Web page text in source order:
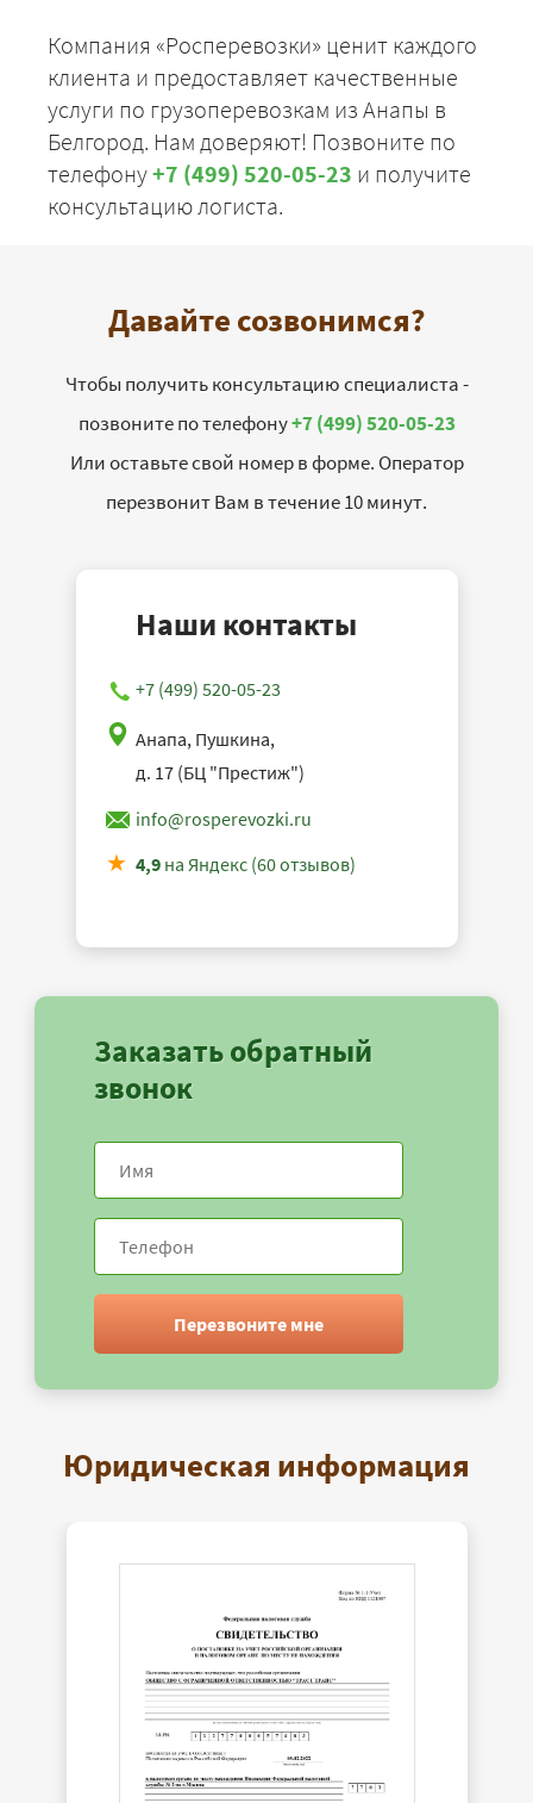
Компания «Росперевозки» ценит каждого
клиента и предоставляет качественные
услуги по грузоперевозкам из Анапы в
Белгород. Нам доверяют! Позвоните по
телефону+7 (499) 520-05-23 и получите
консультацию логиста.
Давайте созвонимся?
Чтобы получить консультацию специалиста -
позвоните по телефону+7 (499) 520-05-23
Или оставьте свой номер в форме. Оператор
перезвонит Вам в течение 10 минут.
Наши контакты
+7 (499) 520-05-23
Анапа, Пушкина,
д. 17 (БЦ "Престиж")
info@rosperevozki.ru
4,9на Яндекс (60 отзывов)
Заказать обратный
звонок
Перезвоните мне
Юридическая информация